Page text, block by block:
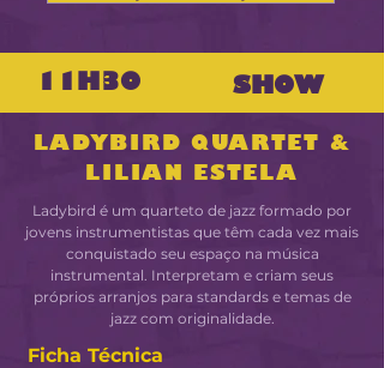
SHOW
11H30
LADYBIRD QUARTET &
LILIAN ESTELA
Ladybird é um quarteto de jazz formado por
jovens instrumentistas que têm cada vez mais
conquistado seu espaço na música
instrumental. Interpretam e criam seus
próprios arranjos para standards e temas de
jazz com originalidade.
Ficha Técnica